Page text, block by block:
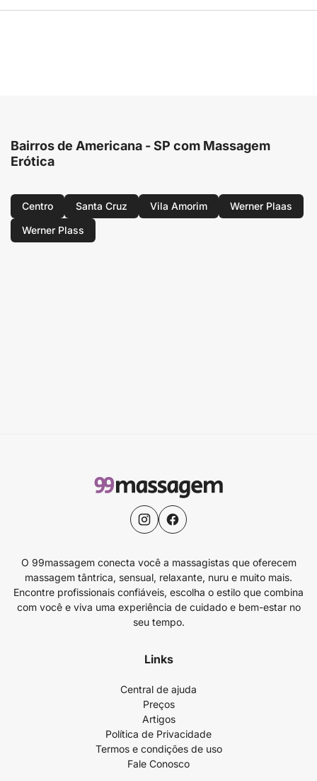
Bairros de Americana - SP com Massagem
Erótica
Centro Santa Cruz Vila Amorim
Werner Plaas
Werner Plass
O 99massagem conecta você a massagistas que oferecem
massagem tântrica, sensual, relaxante, nuru e muito mais.
Encontre profissionais confiáveis, escolha o estilo que combina
com você e viva uma experiência de cuidado e bem-estar no
seu tempo.
Links
Central de ajuda
Preços
Artigos
Política de Privacidade
Termos e condições de uso
Fale Conosco